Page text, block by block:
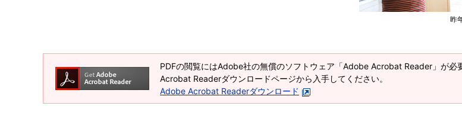
昨
PDFの閲覧にはAdobe社の無償のソフトウェア「Adobe Acrobat Reader」が必
Acrobat Readerダウンロードページから入手してください。
Adobe Acrobat Readerダウンロード